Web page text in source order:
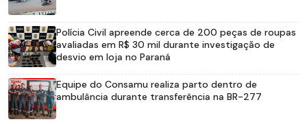
Polícia Civil apreende cerca de 200 peças de roupas
avaliadas em R$ 30 mil durante investigação de
desvio em loja no Paraná
Equipe do Consamu realiza parto dentro de
ambulância durante transferência na BR-277